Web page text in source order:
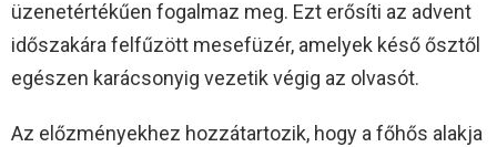
üzenetértékűen fogalmaz meg. Ezt erősíti az advent
időszakára felfűzött mesefüzér, amelyek késő ősztől
egészen karácsonyig vezetik végig az olvasót.
Az előzményekhez hozzátartozik, hogy a főhős alakja